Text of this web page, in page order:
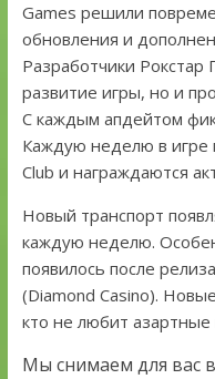
Games решили
обновления и
Разработчики Рокстар
развитие игры, но и
С каждым апдейтом
Каждую неделю в игре
Club и награждаются
Новый транспорт
каждую неделю.
появилось после
(Diamond Casino).
кто не любит азартные
Мы снимаем для вас